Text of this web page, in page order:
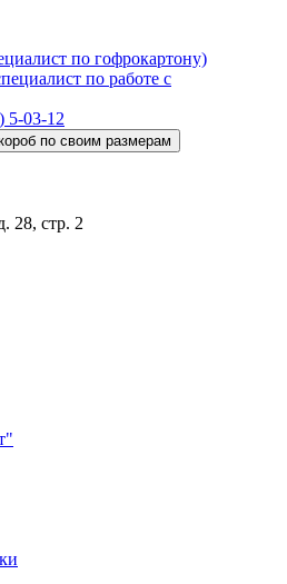
по гофрокартону)
по работе с
5-03-12
по своим размерам
28, стр. 2